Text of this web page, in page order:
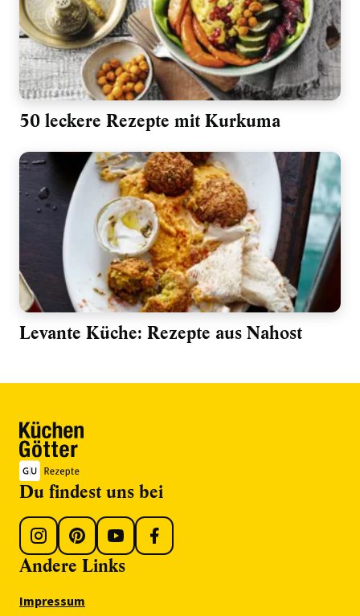
50 leckere Rezepte mit Kurkuma
Levante Küche: Rezepte aus Nahost
Du findest uns bei
Andere Links
Impressum